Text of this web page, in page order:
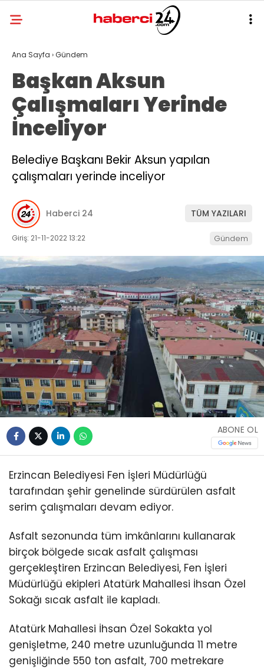
Ana Sayfa ›Gündem
Başkan Aksun
Çalışmaları Yerinde
İnceliyor
Belediye Başkanı Bekir Aksun yapılan
çalışmaları yerinde inceliyor
Haberci 24 TÜM YAZILARI
Giriş: 21-11-2022 13:22 Gündem
ABONE OL
Erzincan Belediyesi Fen İşleri Müdürlüğü
tarafından şehir genelinde sürdürülen asfalt
serim çalışmaları devam ediyor.
Asfalt sezonunda tüm imkânlarını kullanarak
birçok bölgede sıcak asfalt çalışması
gerçekleştiren Erzincan Belediyesi, Fen İşleri
Müdürlüğü ekipleri Atatürk Mahallesi İhsan Özel
Sokağı sıcak asfalt ile kapladı.
Atatürk Mahallesi İhsan Özel Sokakta yol
genişletme, 240 metre uzunluğunda 11 metre
genişliğinde 550 ton asfalt, 700 metrekare